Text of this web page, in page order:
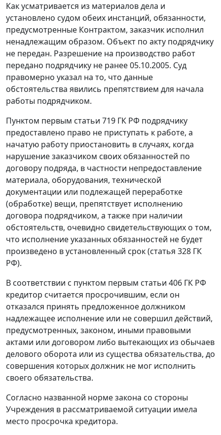
Как усматривается из материалов дела и
установлено судом обеих инстанций, обязанности,
предусмотренные Контрактом, заказчик исполнил
ненадлежащим образом. Объект по акту подрядчику
не передан. Разрешение на производство работ
передано подрядчику не ранее 05.10.2005. Суд
правомерно указал на то, что данные
обстоятельства явились препятствием для начала
работы подрядчиком.
Пунктом первым статьи 719 ГК РФ подрядчику
предоставлено право не приступать к работе, а
начатую работу приостановить в случаях, когда
нарушение заказчиком своих обязанностей по
договору подряда, в частности непредоставление
материала, оборудования, технической
документации или подлежащей переработке
(обработке) вещи, препятствует исполнению
договора подрядчиком, а также при наличии
обстоятельств, очевидно свидетельствующих о том,
что исполнение указанных обязанностей не будет
произведено в установленный срок (статья 328 ГК
РФ).
В соответствии с пунктом первым статьи 406 ГК РФ
кредитор считается просрочившим, если он
отказался принять предложенное должником
надлежащее исполнение или не совершил действий,
предусмотренных, законом, иными правовыми
актами или договором либо вытекающих из обычаев
делового оборота или из существа обязательства, до
совершения которых должник не мог исполнить
своего обязательства.
Согласно названной норме закона со стороны
Учреждения в рассматриваемой ситуации имела
место просрочка кредитора.